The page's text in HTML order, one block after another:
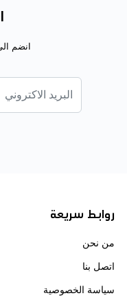
انضم
روابط سريعة
من نحن
اتصل بنا
سياسة الخصوصية